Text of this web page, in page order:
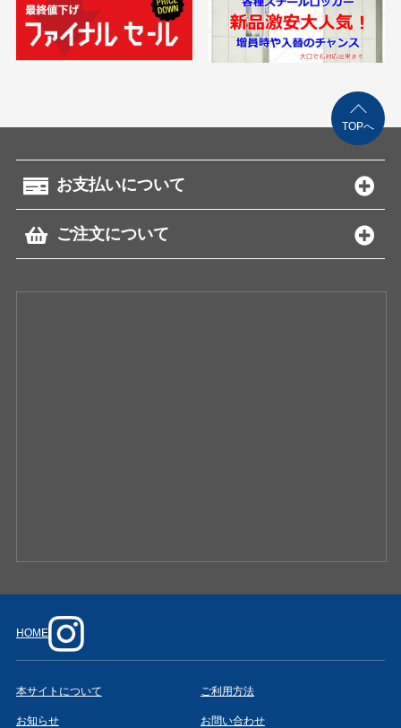
お支払いについて
ご注文について
HOME
本サイトについて ご利用方法
お知らせ お問い合わせ
TOPへ